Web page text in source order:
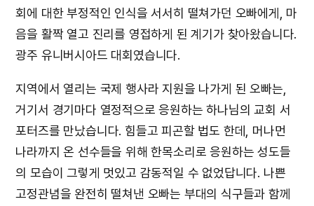
회에 대한 부정적인 인식을 서서히 떨쳐가던 오빠에게, 마
음을 활짝 열고 진리를 영접하게 된 계기가 찾아왔습니다.
광주 유니버시아드 대회였습니다.
지역에서 열리는 국제 행사라 지원을 나가게 된 오빠는,
거기서 경기마다 열정적으로 응원하는 하나님의 교회 서
포터즈를 만났습니다. 힘들고 피곤할 법도 한데, 머나먼
나라까지 온 선수들을 위해 한목소리로 응원하는 성도들
의 모습이 그렇게 멋있고 감동적일 수 없었답니다. 나쁜
고정관념을 완전히 떨쳐낸 오빠는 부대의 식구들과 함께